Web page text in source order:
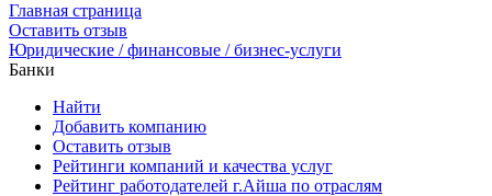
Главная страница
Оставить отзыв
Юридические / финансовые / бизнес-услуги
Банки
Найти
Добавить компанию
Оставить отзыв
Рейтинги компаний и качества услуг
Рейтинг работодателей г.Айша по отраслям